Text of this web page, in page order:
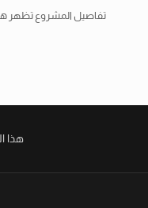
تفاصيل المشروع تظهر
هذا